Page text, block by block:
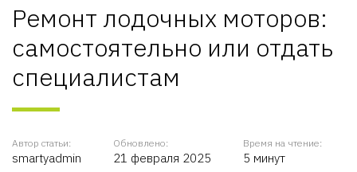
Ремонт лодочных моторов:
самостоятельно или отдать
специалистам
Автор статьи:
smartyadmin
Обновлено:
21 февраля 2025
Время на чтение:
5 минут